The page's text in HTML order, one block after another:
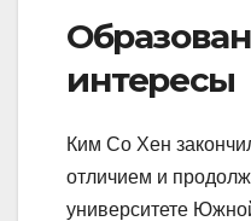
интересы
Ким Со Хен
отличием и
университете